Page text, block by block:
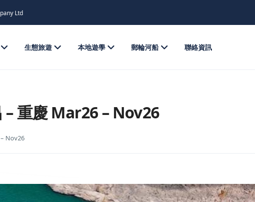
Ltd
生態旅遊 本地遊學 郵輪河船 聯絡資訊
– 重慶 Mar26 – Nov26
Nov26